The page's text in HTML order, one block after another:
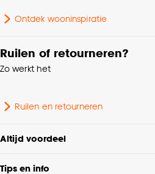
Ontdek wooninspiratie
Ruilen of retourneren?
Zo werkt het
Ruilen en retourneren
Altijd voordeel
Tips en info